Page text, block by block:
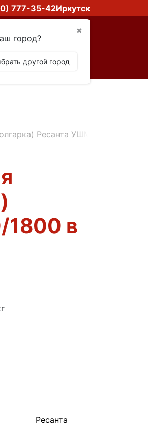
777-35-42Иркутск
✖
город?
другой город
Ресанта УШМ-180/1800 в
в
Ресанта